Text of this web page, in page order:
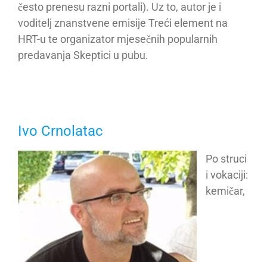
često prenesu razni portali). Uz to, autor je i
voditelj znanstvene emisije Treći element na
HRT-u te organizator mjesečnih popularnih
predavanja Skeptici u pubu.
Ivo Crnolatac
Po struci
i vokaciji:
kemičar,